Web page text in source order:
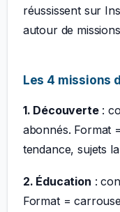
réussissent sur
autour de
Les 4 missions
1. Découverte:
abonnés. Format =
tendance, sujets
2. Éducation :
Format =